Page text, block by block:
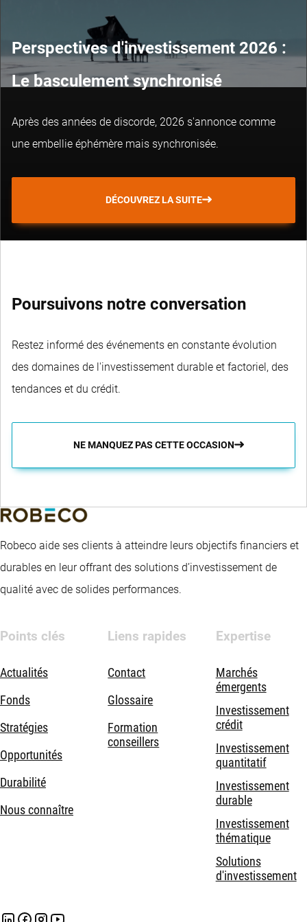
Perspectives d'investissement 2026 :
Le basculement synchronisé
Après des années de discorde, 2026 s'annonce comme
une embellie éphémère mais synchronisée.
DÉCOUVREZ LA SUITE
Poursuivons notre conversation
Restez informé des événements en constante évolution
des domaines de l'investissement durable et factoriel, des
tendances et du crédit.
NE MANQUEZ PAS CETTE OCCASION
Robeco aide ses clients à atteindre leurs objectifs financiers et
durables en leur offrant des solutions d’investissement de
qualité avec de solides performances.
Points clés
Actualités
Fonds
Stratégies
Opportunités
Durabilité
Nous connaître
Liens rapides
Contact
Glossaire
Formation
conseillers
Expertise
Marchés
émergents
Investissement
crédit
Investissement
quantitatif
Investissement
durable
Investissement
thématique
Solutions
d'investissement